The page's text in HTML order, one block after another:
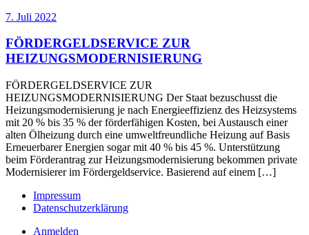
7. Juli 2022
FÖRDERGELDSERVICE ZUR
HEIZUNGSMODERNISIERUNG
FÖRDERGELDSERVICE ZUR
HEIZUNGSMODERNISIERUNG Der Staat bezuschusst die
Heizungsmodernisierung je nach Energieeffizienz des Heizsystems
mit 20 % bis 35 % der förderfähigen Kosten, bei Austausch einer
alten Ölheizung durch eine umweltfreundliche Heizung auf Basis
Erneuerbarer Energien sogar mit 40 % bis 45 %. Unterstützung
beim Förderantrag zur Heizungsmodernisierung bekommen private
Modernisierer im Fördergeldservice. Basierend auf einem […]
Impressum
Datenschutzerklärung
Anmelden